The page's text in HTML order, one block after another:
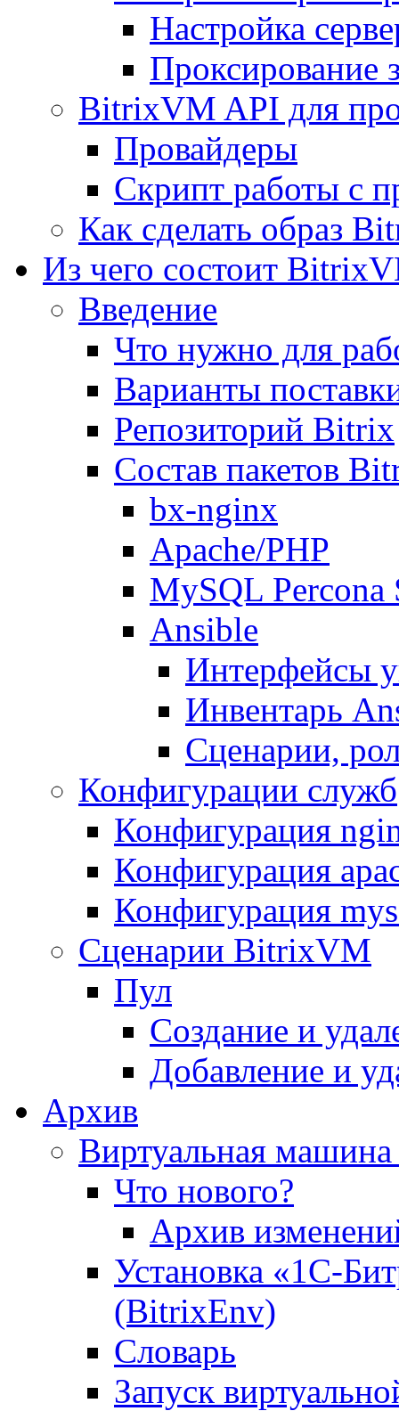
Настройка
Проксирование
BitrixVM API для
Провайдеры
Скрипт работы с
Как сделать образ
Из чего состоит
Введение
Что нужно для
Варианты
Репозиторий Bitrix
Состав пакетов
bx-nginx
Apache/PHP
MySQL Percona
Ansible
Интерфейсы
Инвентарь
Сценарии,
Конфигурации служб
Конфигурация
Конфигурация
Конфигурация
Сценарии BitrixVM
Пул
Создание и
Добавление и
Архив
Виртуальная
Что нового?
Архив
Установка «1С-
(BitrixEnv)
Словарь
Запуск